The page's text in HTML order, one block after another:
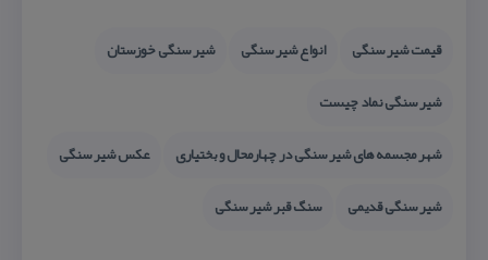
قیمت شیر سنگی انواع شیر سنگی
شیر سنگی خوزستان
شیر سنگی نماد چیست
شهر مجسمه های شیر سنگی در چهارمحال و بختیاری
عكس شیر سنگی
شیر سنگی قدیمی
سنگ قبر شیر سنگی